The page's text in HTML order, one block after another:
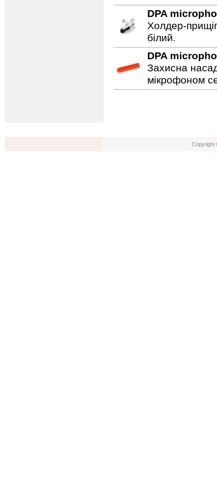
DPA
Холдер-
білий.
DPA
Захисна
мікрофоном
Copyright